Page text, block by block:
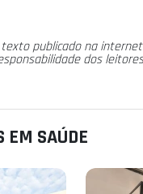
texto publicado na
dos
EM SAÚDE